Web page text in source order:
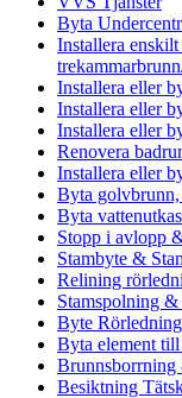
Byta
Installera
Installera eller
Installera eller
Installera eller
Renovera
Installera eller
Byta
Byta
Stopp i avlopp
Stambyte &
Relining
Stamspolning
Byte
Byta element till
Brunnsborrning
Besiktning